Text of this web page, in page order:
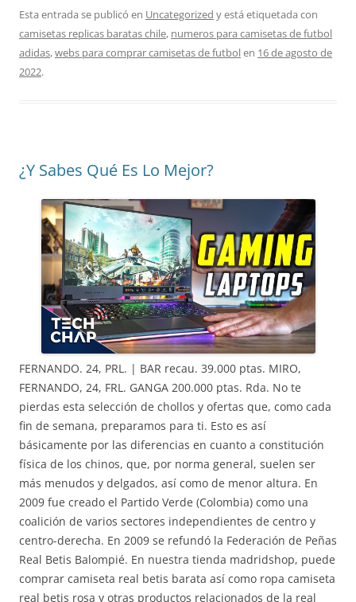
Esta entrada se publicó en Uncategorized y está etiquetada con
camisetas replicas baratas chile, numeros para camisetas de futbol
adidas,webs para comprar camisetas de futbolen 16 de agosto de
2022.
¿Y Sabes Qué Es Lo Mejor?
FERNANDO. 24, PRL. | BAR recau. 39.000 ptas. MIRO,
FERNANDO, 24, FRL. GANGA 200.000 ptas. Rda. No te
pierdas esta selección de chollos y ofertas que, como cada
fin de semana, preparamos para ti. Esto es así
básicamente por las diferencias en cuanto a constitución
física de los chinos, que, por norma general, suelen ser
más menudos y delgados, así como de menor altura. En
2009 fue creado el Partido Verde (Colombia) como una
coalición de varios sectores independientes de centro y
centro-derecha. En 2009 se refundó la Federación de Peñas
Real Betis Balompié. En nuestra tienda madridshop, puede
comprar camiseta real betis barata así como ropa camiseta
real betis rosa y otras productos relacionados de la real